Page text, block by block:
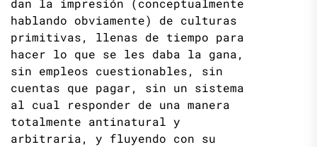
dan la impresión (conceptualmente
hablando obviamente) de culturas
primitivas, llenas de tiempo para
hacer lo que se les daba la gana,
sin empleos cuestionables, sin
cuentas que pagar, sin un sistema
al cual responder de una manera
totalmente antinatural y
arbitraria, y fluyendo con su